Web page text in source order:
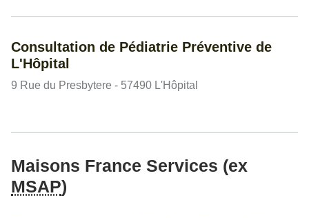
Consultation de Pédiatrie Préventive de
L'Hôpital
9 Rue du Presbytere - 57490 L'Hôpital
Maisons France Services (ex
MSAP)